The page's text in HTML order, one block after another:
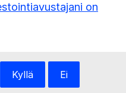
on
Kyllä Ei